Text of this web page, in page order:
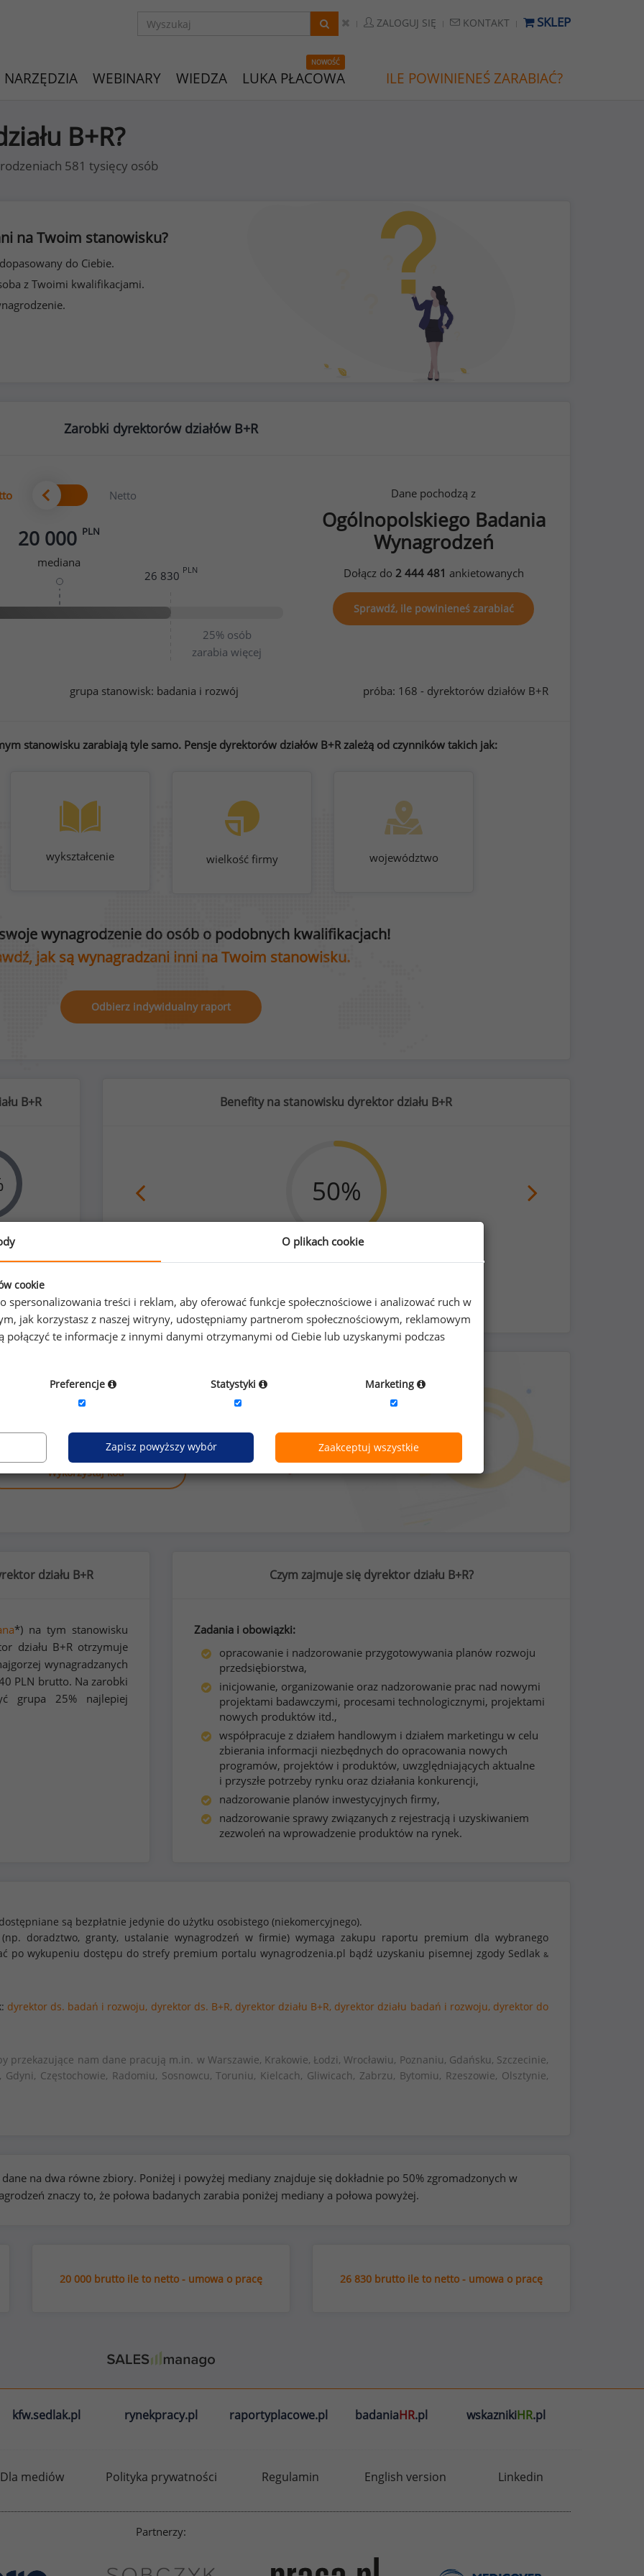
ZALOGUJ SIĘ KONTAKT SKLEP
NARZĘDZIA WEBINARY WIEDZA
NOWOŚĆ
LUKA PŁACOWA ILE POWINIENEŚ ZARABIAĆ?
B+R?
581 tysięcy osób
na Twoim stanowisku?
do Ciebie.
z Twoimi kwalifikacjami.
Zarobki dyrektorów działów B+R
Netto
20 000 PLN
mediana
25% osób
zarabia więcej
26 830 PLN
Dane pochodzą z
Ogólnopolskiego Badania
Wynagrodzeń
Dołącz do 2 444 481 ankietowanych
Sprawdź, ile powinieneś zarabiać
grupa stanowisk: badania i rozwój próba: 168 - dyrektorów działów B+R
stanowisku zarabiają tyle samo. Pensje dyrektorów działów B+R zależą od czynników takich jak:
wykształcenie wielkość firmy województwo
wynagrodzenie do osób o podobnych kwalifikacjach!
jak są wynagradzani inni na Twoim stanowisku.
Odbierz indywidualny raport
B+R Benefity na stanowisku dyrektor działu B+R
50%
o wynagrodzeniach
stanowiskach?
Wykorzystaj kod
działu B+R
*) na tym stanowisku
działu B+R otrzymuje
wynagradzanych
PLN brutto. Na zarobki
grupa 25% najlepiej
Czym zajmuje się dyrektor działu B+R?
Zadania i obowiązki:
opracowanie i nadzorowanie przygotowywania planów rozwoju
przedsiębiorstwa,
inicjowanie, organizowanie oraz nadzorowanie prac nad nowymi
projektami badawczymi, procesami technologicznymi, projektami
nowych produktów itd.,
współpracuje z działem handlowym i działem marketingu w celu
zbierania informacji niezbędnych do opracowania nowych
programów, projektów i produktów, uwzględniających aktualne
i przyszłe potrzeby rynku oraz działania konkurencji,
nadzorowanie planów inwestycyjnych firmy,
nadzorowanie sprawy związanych z rejestracją i uzyskiwaniem
zezwoleń na wprowadzenie produktów na rynek.
są bezpłatnie jedynie do użytku osobistego (niekomercyjnego).
doradztwo, granty, ustalanie wynagrodzeń w firmie) wymaga zakupu raportu premium dla wybranego
po wykupeniu dostępu do strefy premium portalu wynagrodzenia.pl bądź uzyskaniu pisemnej zgody Sedlak &
dyrektor ds. badań i rozwoju, dyrektor ds. B+R, dyrektor działu B+R, dyrektor działu badań i rozwoju, dyrektor do
przekazujące nam dane pracują m.in. w Warszawie, Krakowie, Łodzi, Wrocławiu, Poznaniu, Gdańsku, Szczecinie,
Gdyni, Częstochowie, Radomiu, Sosnowcu, Toruniu, Kielcach, Gliwicach, Zabrzu, Bytomiu, Rzeszowie, Olsztynie,
na dwa równe zbiory. Poniżej i powyżej mediany znajduje się dokładnie po 50% zgromadzonych w
znaczy to, że połowa badanych zarabia poniżej mediany a połowa powyżej.
20 000 brutto ile to netto - umowa o pracę 26 830 brutto ile to netto - umowa o pracę
kfw.sedlak.pl rynekpracy.pl raportyplacowe.pl badaniaHR.pl wskaznikiHR.pl
Dla mediów Polityka prywatności Regulamin English version Linkedin
Partnerzy:
O plikach cookie
cookie
spersonalizowania treści i reklam, aby oferować funkcje społecznościowe i analizować ruch w
jak korzystasz z naszej witryny, udostępniamy partnerom społecznościowym, reklamowym
połączyć te informacje z innymi danymi otrzymanymi od Ciebie lub uzyskanymi podczas
Preferencje Statystyki Marketing
Zapisz powyższy wybór Zaakceptuj wszystkie